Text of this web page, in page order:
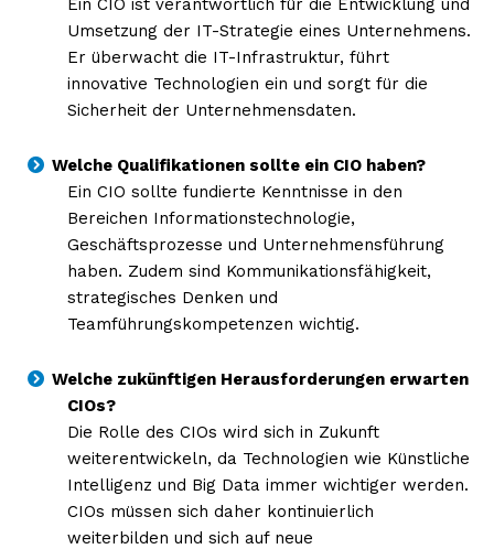
Ein CIO ist verantwortlich für die Entwicklung und
Umsetzung der IT-Strategie eines Unternehmens.
Er überwacht die IT-Infrastruktur, führt
innovative Technologien ein und sorgt für die
Sicherheit der Unternehmensdaten.
Welche Qualifikationen sollte ein CIO haben?
Ein CIO sollte fundierte Kenntnisse in den
Bereichen Informationstechnologie,
Geschäftsprozesse und Unternehmensführung
haben. Zudem sind Kommunikationsfähigkeit,
strategisches Denken und
Teamführungskompetenzen wichtig.
Welche zukünftigen Herausforderungen erwarten
CIOs?
Die Rolle des CIOs wird sich in Zukunft
weiterentwickeln, da Technologien wie Künstliche
Intelligenz und Big Data immer wichtiger werden.
CIOs müssen sich daher kontinuierlich
weiterbilden und sich auf neue